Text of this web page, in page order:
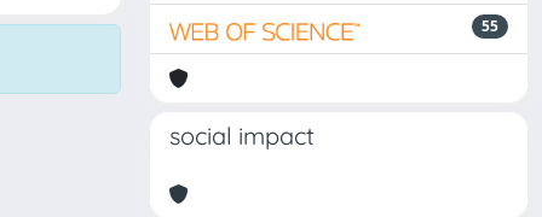
55
social impact